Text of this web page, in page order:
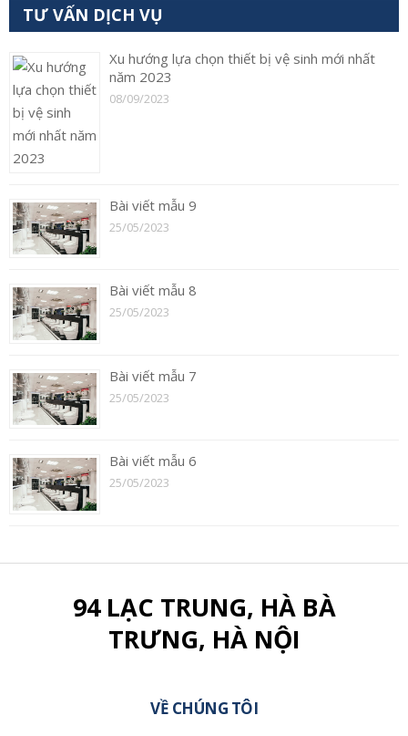
TƯ VẤN DỊCH VỤ
Xu hướng lựa chọn thiết bị vệ sinh mới nhất
năm 2023
08/09/2023
Bài viết mẫu 9
25/05/2023
Bài viết mẫu 8
25/05/2023
Bài viết mẫu 7
25/05/2023
Bài viết mẫu 6
25/05/2023
94 LẠC TRUNG, HÀ BÀ
TRƯNG, HÀ NỘI
VỀ CHÚNG TÔI